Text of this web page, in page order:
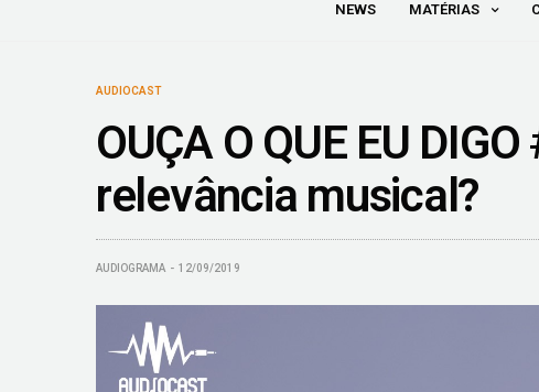
NEWS MATÉRIAS
AUDIOCAST
OUÇA O QUE EU
relevância musical?
AUDIOGRAMA 12/09/2019